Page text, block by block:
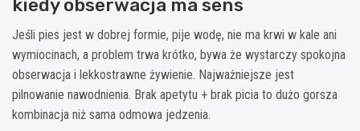
kiedy obserwacja ma sens
Jeśli pies jest w dobrej formie, pije wodę, nie ma krwi w kale ani
wymiocinach, a problem trwa krótko, bywa że wystarczy spokojna
obserwacja i lekkostrawne żywienie. Najważniejsze jest
pilnowanie nawodnienia. Brak apetytu + brak picia to dużo gorsza
kombinacja niż sama odmowa jedzenia.